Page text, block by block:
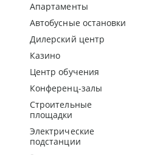
Апартаменты
Автобусные остановки
Дилерский центр
Казино
Центр обучения
Конференц-залы
Строительные
площадки
Электрические
подстанции